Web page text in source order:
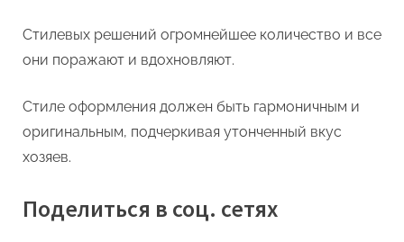
Стилевых решений огромнейшее количество и все
они поражают и вдохновляют.
Стиле оформления должен быть гармоничным и
оригинальным, подчеркивая утонченный вкус
хозяев.
Поделиться в соц. сетях